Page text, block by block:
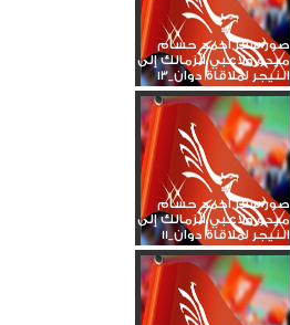
صور سفر أحمد حسام
ميدو ولاعبي الزمالك إلى
النيجر لملاقاة دوان_13
صور سفر أحمد حسام
ميدو ولاعبي الزمالك إلى
النيجر لملاقاة دوان_11